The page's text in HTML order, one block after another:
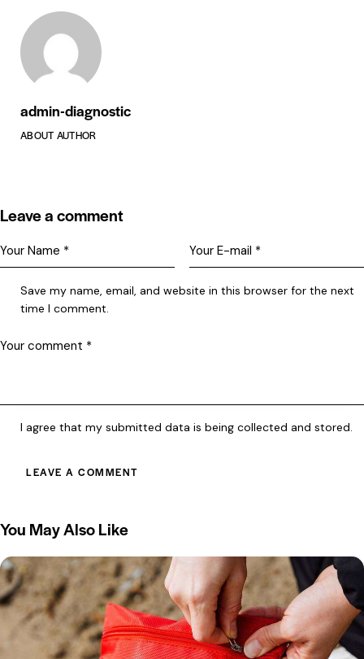
admin-diagnostic
ABOUT AUTHOR
Leave a comment
Save my name, email, and website in this browser for the next
time I comment.
I agree that my submitted data is being collected and stored.
You May Also Like